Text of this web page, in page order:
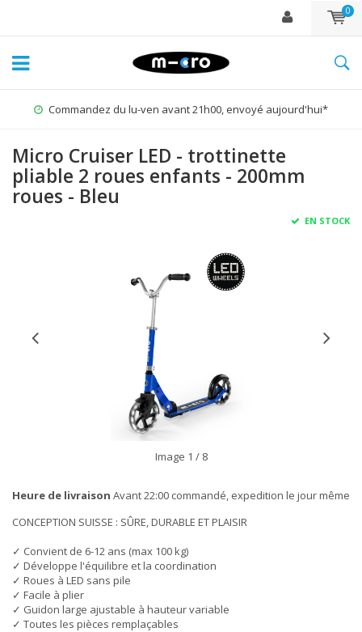
0
1% for the Planet
Micro Cruiser LED - trottinette
pliable 2 roues enfants - 200mm
roues - Bleu
EN STOCK
Image 1 / 8
Heure de livraison Avant 22:00 commandé, expedition le jour même
CONCEPTION SUISSE : SÛRE, DURABLE ET PLAISIR
✓ Convient de 6-12 ans (max 100 kg)
✓ Développe l'équilibre et la coordination
✓ Roues à LED sans pile
✓ Facile à plier
✓ Guidon large ajustable à hauteur variable
✓ Toutes les pièces remplaçables